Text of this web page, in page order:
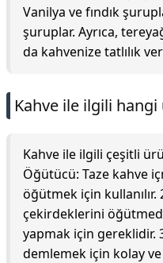
Vanilya ve fındık
şuruplar. Ayrıca,
da kahvenize tatlılık
Kahve ile ilgili
Kahve ile ilgili çeşitli
Öğütücü: Taze kahve
öğütmek için kullanılır.
çekirdeklerini
yapmak için gereklidir.
demlemek için kolay